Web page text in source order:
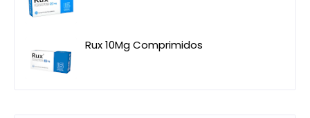
Rux 10Mg Comprimidos